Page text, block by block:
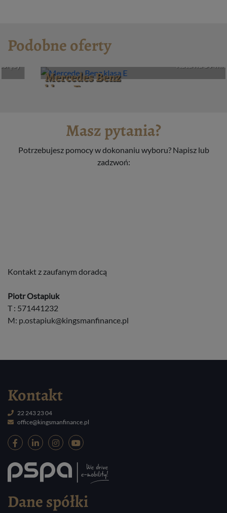
Podobne oferty
Mercedes Benz
klasa E
Rata na 59 miesięcy
Masz pytania?
Potrzebujesz pomocy w dokonaniu wyboru? Napisz lub
zadzwoń:
Kontakt z zaufanym doradcą
Piotr Ostapiuk
T : 571441232
M: p.ostapiuk@kingsmanfinance.pl
Kontakt
22 243 23 04
office@kingsmanfinance.pl
Dane spółki